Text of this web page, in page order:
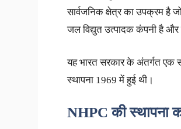
सार्वजनिक क्षेत्र का उपक्रम है
जल विद्युत उत्पादक कंपनी है
यह भारत सरकार के अंतर्गत एक
स्थापना 1969 में हुई थी।
NHPCकी स्थापना